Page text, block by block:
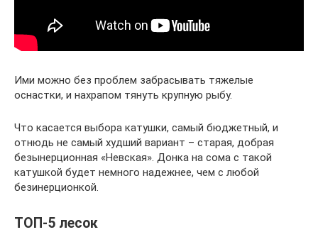
Ими можно без проблем забрасывать тяжелые
оснастки, и нахрапом тянуть крупную рыбу.
Что касается выбора катушки, самый бюджетный, и
отнюдь не самый худший вариант – старая, добрая
безынерционная «Невская». Донка на сома с такой
катушкой будет немного надежнее, чем с любой
безинерционкой.
ТОП-5 лесок